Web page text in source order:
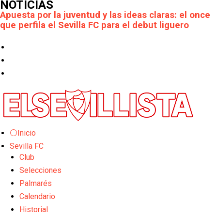
NOTICIAS
Apuesta por la juventud y las ideas claras: el once
que perfila el Sevilla FC para el debut liguero
derrota
Crónica Pretemporada | Xerez DFC 1-0 Sevilla
Crónica Pretemporada I Bayer Leverkusen 2-1
Sevilla FC
El Tribunal Superior de Justicia concede la
cautelar a Isi Palazón
Banquillos confirmados: así queda la cantera del
Sevilla Femenino para la 2026/27
Celta y Rayo agitan el mercado de La Liga
⚪Inicio
Sevilla FC
Club
Selecciones
Palmarés
Calendario
Historial